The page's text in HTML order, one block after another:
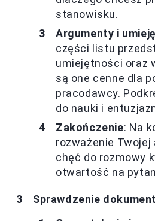
stanowisku.
Argumenty i
części listu
umiejętności oraz
są one cenne dla
pracodawcy.
do nauki i
Zakończenie: Na
rozważenie Twojej
chęć do rozmowy
otwartość na
Sprawdzenie